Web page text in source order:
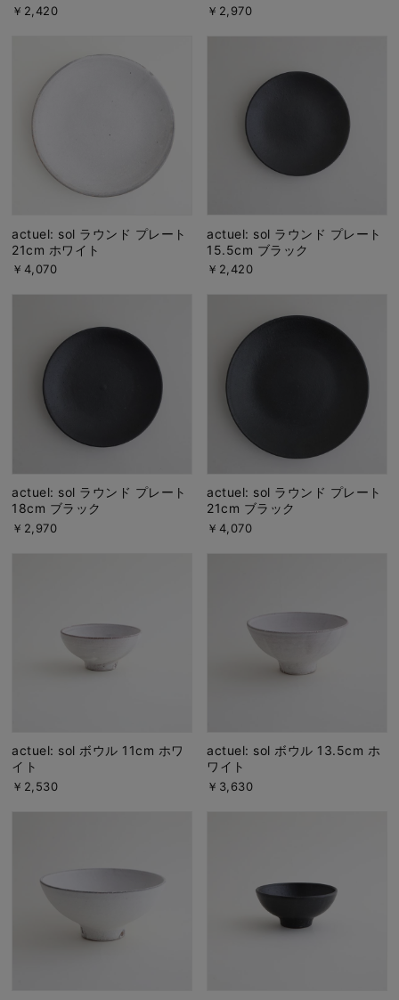
￥2,420 ￥2,970
actuel: sol ラウンド プレート
21cm ホワイト
￥4,070
actuel: sol ラウンド プレート
15.5cm ブラック
￥2,420
actuel: sol ラウンド プレート
18cm ブラック
￥2,970
actuel: sol ラウンド プレート
21cm ブラック
￥4,070
actuel: sol ボウル 11cm ホワ
イト
￥2,530
actuel: sol ボウル 13.5cm ホ
ワイト
￥3,630